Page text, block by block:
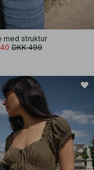
med struktur
DKK 499